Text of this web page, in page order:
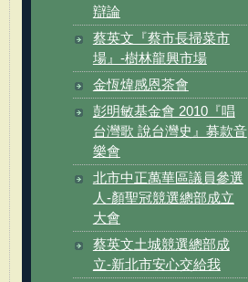
辯論
蔡英文『蔡市長掃菜市
場』-樹林龍興市場
金恆煒感恩茶會
彭明敏基金會 2010『唱
台灣歌 說台灣史』募款音
樂會
北市中正萬華區議員參選
人-顏聖冠競選總部成立
大會
蔡英文土城競選總部成
立-新北市安心交給我